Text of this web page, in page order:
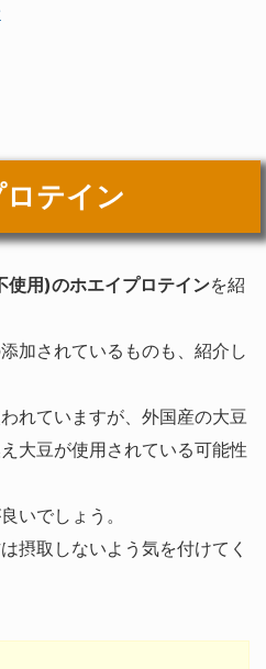
テイン
使用)のホエイプロテインを紹
加されているものも、紹介し
れていますが、外国産の大豆
大豆が使用されている可能性
いでしょう。
摂取しないよう気を付けてく